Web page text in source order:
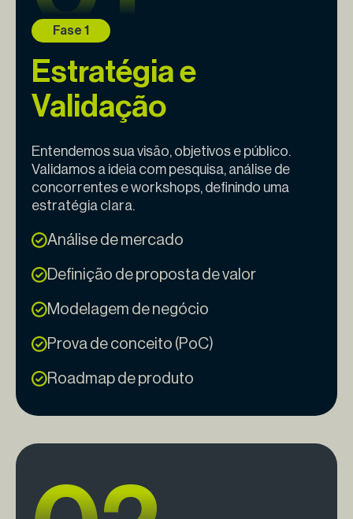
Estratégia e
Validação
Entendemos sua visão, objetivos e público.
Validamos a ideia com pesquisa, análise de
concorrentes e workshops, definindo uma
estratégia clara.
Análise de mercado
Definição de proposta de valor
Modelagem de negócio
Prova de conceito (PoC)
Roadmap de produto